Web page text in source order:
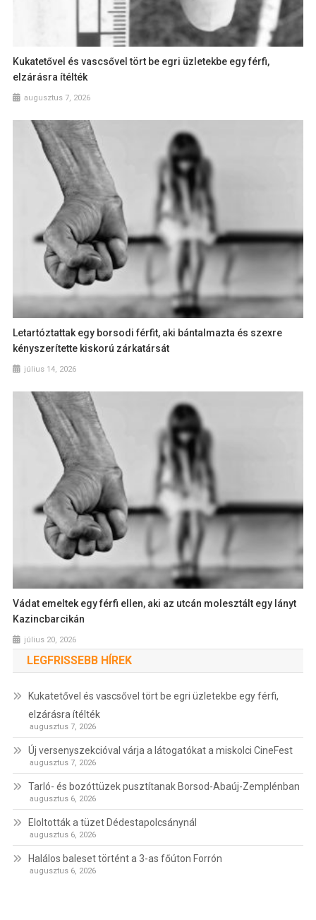
Kukatetővel és vascsővel tört be egri üzletekbe egy férfi,
elzárásra ítélték
augusztus 7, 2026
Letartóztattak egy borsodi férfit, aki bántalmazta és szexre
kényszerítette kiskorú zárkatársát
július 14, 2026
Vádat emeltek egy férfi ellen, aki az utcán molesztált egy lányt
Kazincbarcikán
július 20, 2026
LEGFRISSEBB HÍREK
Kukatetővel és vascsővel tört be egri üzletekbe egy férfi,
elzárásra ítélték
augusztus 7, 2026
Új versenyszekcióval várja a látogatókat a miskolci CineFest
augusztus 7, 2026
Tarló- és bozóttüzek pusztítanak Borsod-Abaúj-Zemplénban
augusztus 6, 2026
Eloltották a tüzet Dédestapolcsánynál
augusztus 6, 2026
Halálos baleset történt a 3-as főúton Forrón
augusztus 6, 2026